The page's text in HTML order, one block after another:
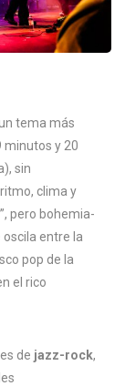
tema más
minutos y 20
sin
clima y
pero bohemia-
entre la
pop de la
el rico
de jazz-rock,